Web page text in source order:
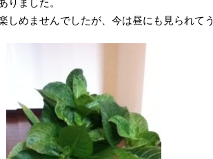
りました。
しめませんでしたが、今は昼にも見られてう